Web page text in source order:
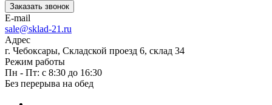
Заказать звонок
E-mail
sale@sklad-21.ru
Адрес
г. Чебоксары, Складской проезд 6, склад 34
Режим работы
Пн - Пт: с 8:30 до 16:30
Без перерыва на обед